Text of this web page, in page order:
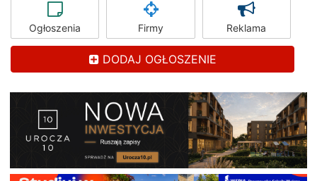
Ogłoszenia Firmy Reklama
DODAJ OGŁOSZENIE